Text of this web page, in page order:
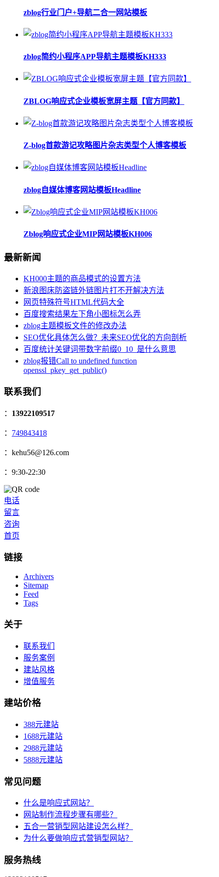
zblog行业门户+导航二合一网站模板
zblog简约小程序APP导航主题模板KH333
ZBLOG响应式企业模板宽屏主题【官方同款】
Z-blog首款游记攻略图片杂志类型个人博客模板
zblog自媒体博客网站模板Headline
Zblog响应式企业MIP网站模板KH006
最新新闻
KH000主题的商品模式的设置方法
新浪图床防盗链外链图片打不开解决方法
网页特殊符号HTML代码大全
百度搜索结果左下角小图标怎么弄
zblog主题模板文件的修改办法
SEO优化具体怎么做？未来SEO优化的方向剖析
百度统计关键词带数字前缀0_10_是什么意思
zblog报错Call to undefined function
openssl_pkey_get_public()
联系我们
： 13922109517
： 749843418
：kehu56@126.com
：9:30-22:30
电话
留言
咨询
首页
链接
Archivers
Sitemap
Feed
Tags
关于
联系我们
服务案例
建站风格
增值服务
建站价格
388元建站
1688元建站
2988元建站
5888元建站
常见问题
什么是响应式网站？
网站制作流程步骤有哪些？
五合一营销型网站建设怎么样？
为什么要做响应式营销型网站？
服务热线